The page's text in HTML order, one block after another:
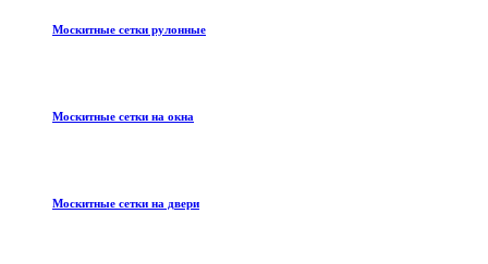
Москитные сетки рулонные
Москитные сетки на окна
Москитные сетки на двери